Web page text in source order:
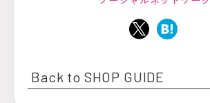
Back to SHOP GUIDE